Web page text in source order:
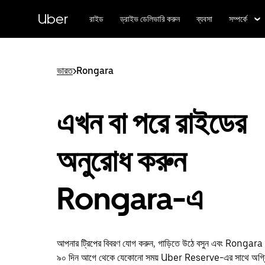
বিষয়সূচিতে
Uber রাইড ড্রাইভ ডেলিভারি করুন ব্যবসা সম্পর্কে
ভারত>Rongara
এখন বা পরে রাইডের
অনুরোধ করুন
Rongara-এ
আপনার ট্রিপের বিবরণ যোগ করুন, গাড়িতে উঠে বসুন এবং
৯০ দিন আগে থেকে যেকোনো সময় Uber Reserve-এর সাথে